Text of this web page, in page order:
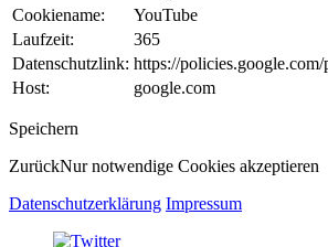
Cookiename:
YouTube
Laufzeit:
365
Datenschutzlink: https://
Host:
google.com
Speichern
ZurückNur notwendige Cookies akzeptieren
Datenschutzerklärung Impressum